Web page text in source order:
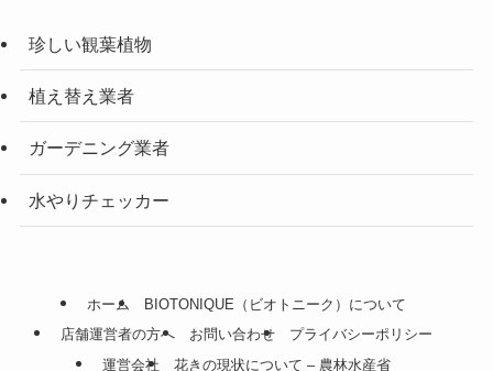
珍しい観葉植物
植え替え業者
ガーデニング業者
水やりチェッカー
ホーム
BIOTONIQUE（ビオトニーク）について
店舗運営者の方へ
お問い合わせ
プライバシーポリシー
運営会社
花きの現状について – 農林水産省